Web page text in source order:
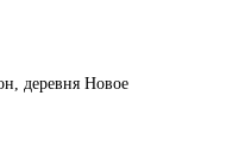
деревня Новое